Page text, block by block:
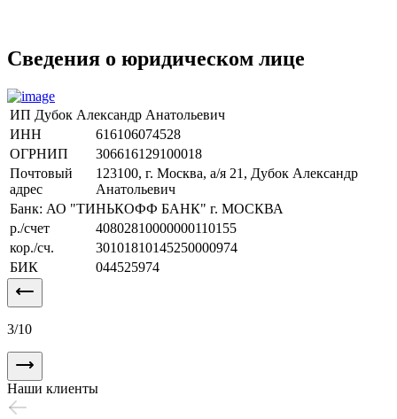
Сведения о юридическом лице
ИП Дубок Александр Анатольевич
ИНН
616106074528
ОГРНИП
306616129100018
Почтовый
адрес
123100, г. Москва, а/я 21, Дубок Александр
Анатольевич
Банк: АО "ТИНЬКОФФ БАНК" г. МОСКВА
р./счет
40802810000000110155
кор./сч.
30101810145250000974
БИК
044525974
3/10
Наши клиенты